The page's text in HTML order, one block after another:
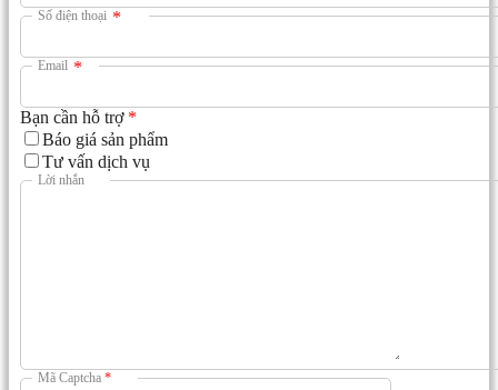
Số điện thoại *
Email *
Bạn cần hỗ trợ *
Báo giá sản phẩm
Tư vấn dịch vụ
Lời nhắn
Mã Captcha *